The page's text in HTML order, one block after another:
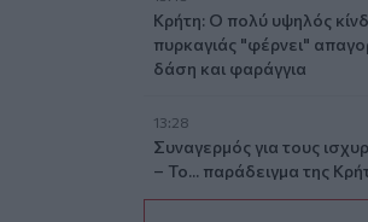
Κρήτη: Ο πολύ υψηλός
πυρκαγιάς "φέρνει"
δάση και φαράγγια
13:28
Συναγερμός για τους
– Το... παράδειγμα της
δύσκολες πυρκαγιές